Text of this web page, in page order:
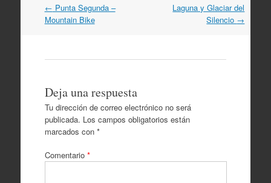
Navegación
por
← Punta Segunda –
Mountain Bike
Laguna y Glaciar del
Silencio →
Deja una respuesta
Tu dirección de correo electrónico no será
publicada. Los campos obligatorios están
marcados con *
Comentario *